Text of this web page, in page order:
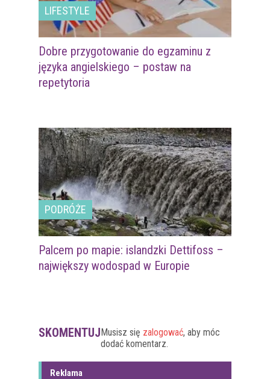
LIFESTYLE
Dobre przygotowanie do egzaminu z
języka angielskiego – postaw na
repetytoria
PODRÓŻE
Palcem po mapie: islandzki Dettifoss –
największy wodospad w Europie
SKOMENTUJMusisz się zalogować, aby móc
dodać komentarz.
Reklama